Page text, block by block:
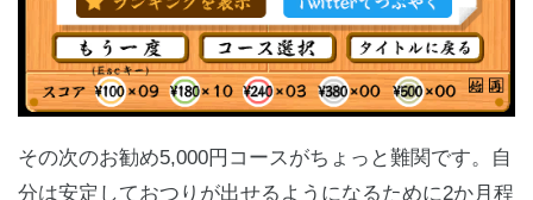
その次のお勧め5,000円コースがちょっと難関です。自
分は安定しておつりが出せるようになるために2か月程